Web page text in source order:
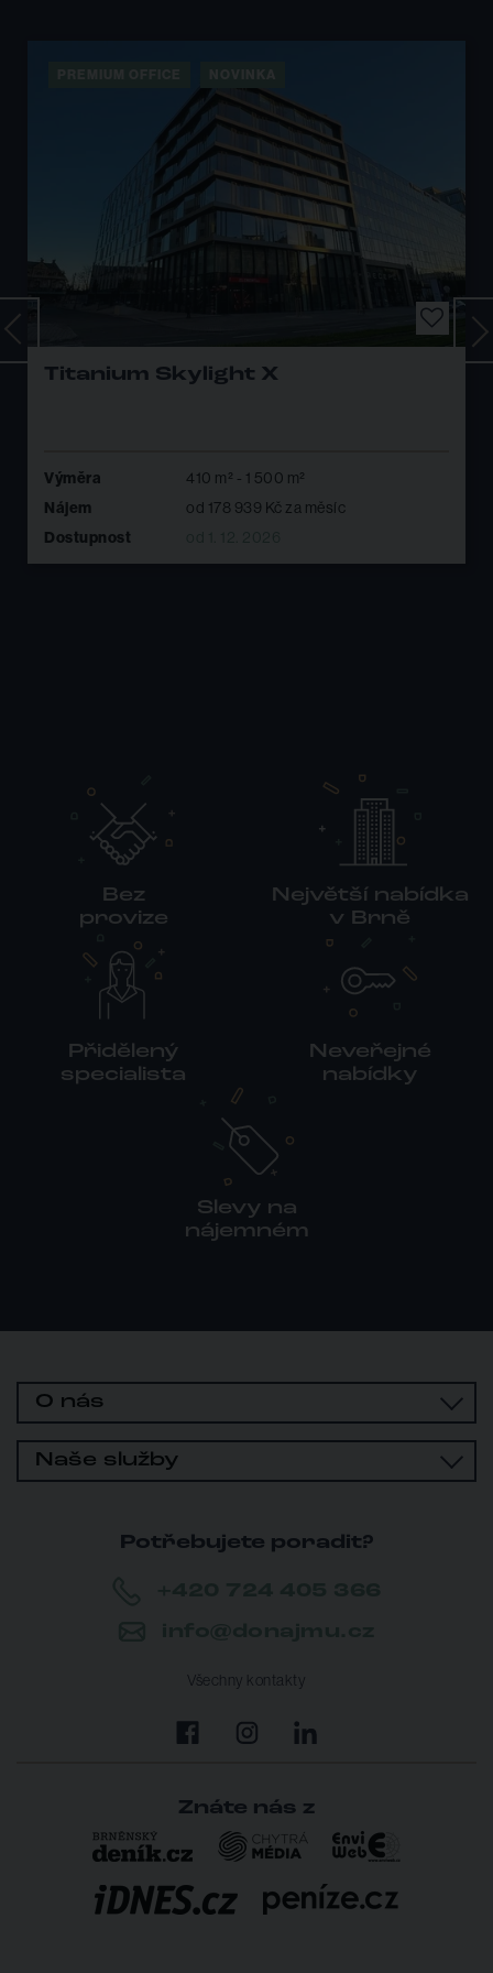
CERIT SCIENCE PARK III
100 m² - 1 733 m²
od 41 250 Kč za měsíc
Dostupnost
Bez
provize
Největší nabídka
v Brně
Přidělený
specialista
Neveřejné
nabídky
Slevy na
nájemném
O nás
Naše služby
Potřebujete poradit?
Všechny kontakty
Znáte nás z